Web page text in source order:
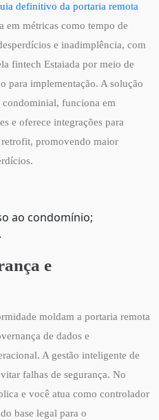
definitivo da portaria remota
em métricas como tempo de
e inadimplência, com
fintech Estaiada por meio de
para implementação. A solução
condominial, funciona em
e oferece integrações para
promovendo maior
ao condomínio;
e
moldam a portaria remota
de dados e
A gestão inteligente de
falhas de segurança. No
e você atua como controlador
base legal para o